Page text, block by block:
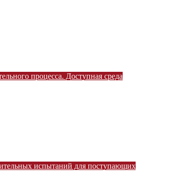
процесса. Доступная среда
испытаний для поступающих